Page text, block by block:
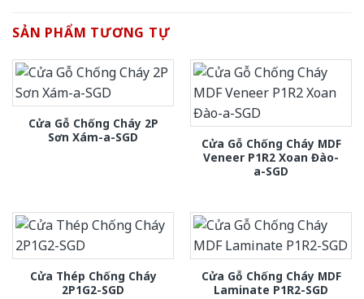
SẢN PHẨM TƯƠNG TỰ
Cửa Gỗ Chống Cháy 2P
Sơn Xám-a-SGD
Cửa Gỗ Chống Cháy MDF
Veneer P1R2 Xoan Đào-
a-SGD
Cửa Thép Chống Cháy
2P1G2-SGD
Cửa Gỗ Chống Cháy MDF
Laminate P1R2-SGD